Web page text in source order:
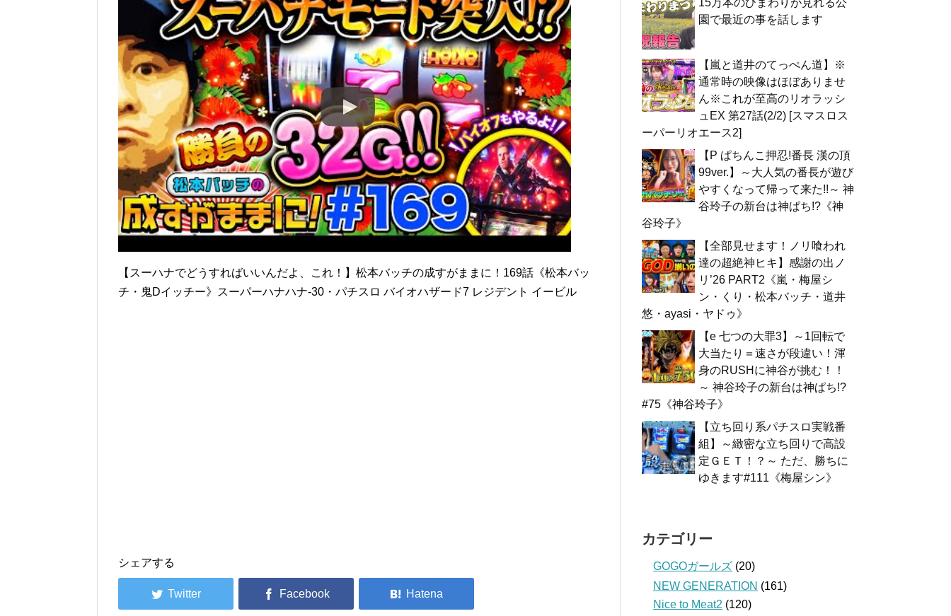
【スーハナでどうすればいいんだよ、これ！】松本バッチの成すがままに！169話《松本バッ
チ・鬼Dイッチー》スーパーハナハナ-30・パチスロ バイオハザード7 レジデント イービル
シェアする
15万本のひまわりが見れる公
園で最近の事を話します
【嵐と道井のてっぺん道】※
通常時の映像はほぼありませ
ん※これが至高のリオラッシ
ュEX 第27話(2/2) [スマスロス
ーパーリオエース2]
【P ぱちんこ押忍!番長 漢の頂
99ver.】～大人気の番長が遊び
やすくなって帰って来た!!～ 神
谷玲子の新台は神ぱち!?《神
谷玲子》
【全部見せます！ノリ喰われ
達の超絶神ヒキ】感謝の出ノ
リ’26 PART2《嵐・梅屋シ
ン・くり・松本バッチ・道井
悠・ayasi・ヤドゥ》
【e 七つの大罪3】～1回転で
大当たり＝速さが段違い！渾
身のRUSHに神谷が挑む！！
～ 神谷玲子の新台は神ぱち!?
#75《神谷玲子》
【立ち回り系パチスロ実戦番
組】～緻密な立ち回りで高設
定ＧＥＴ！？～ ただ、勝ちに
ゆきます#111《梅屋シン》
カテゴリー
GOGOガールズ (20)
NEW GENERATION (161)
Nice to Meat2 (120)